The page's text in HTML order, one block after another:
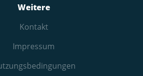
Weitere
Kontakt
Impressum